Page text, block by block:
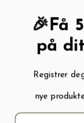
Menu
Hjem
🎉Få
på
Registrer
nye